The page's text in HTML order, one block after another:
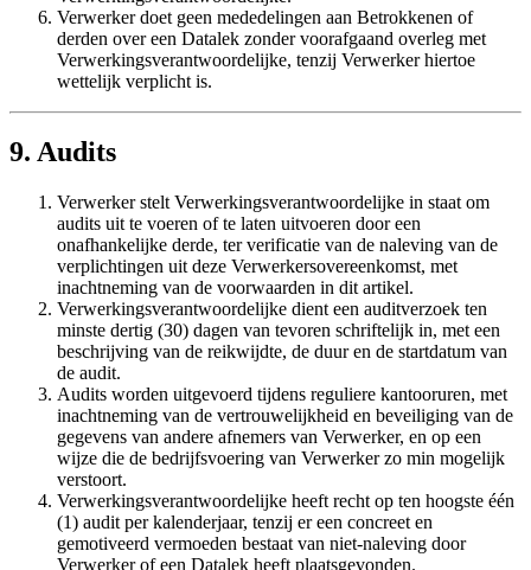
Verwerker doet geen mededelingen aan Betrokkenen of
derden over een Datalek zonder voorafgaand overleg met
Verwerkingsverantwoordelijke, tenzij Verwerker hiertoe
wettelijk verplicht is.
9. Audits
Verwerker stelt Verwerkingsverantwoordelijke in staat om
audits uit te voeren of te laten uitvoeren door een
onafhankelijke derde, ter verificatie van de naleving van de
verplichtingen uit deze Verwerkersovereenkomst, met
inachtneming van de voorwaarden in dit artikel.
Verwerkingsverantwoordelijke dient een auditverzoek ten
minste dertig (30) dagen van tevoren schriftelijk in, met een
beschrijving van de reikwijdte, de duur en de startdatum van
de audit.
Audits worden uitgevoerd tijdens reguliere kantooruren, met
inachtneming van de vertrouwelijkheid en beveiliging van de
gegevens van andere afnemers van Verwerker, en op een
wijze die de bedrijfsvoering van Verwerker zo min mogelijk
verstoort.
Verwerkingsverantwoordelijke heeft recht op ten hoogste één
(1) audit per kalenderjaar, tenzij er een concreet en
gemotiveerd vermoeden bestaat van niet-naleving door
Verwerker of een Datalek heeft plaatsgevonden.